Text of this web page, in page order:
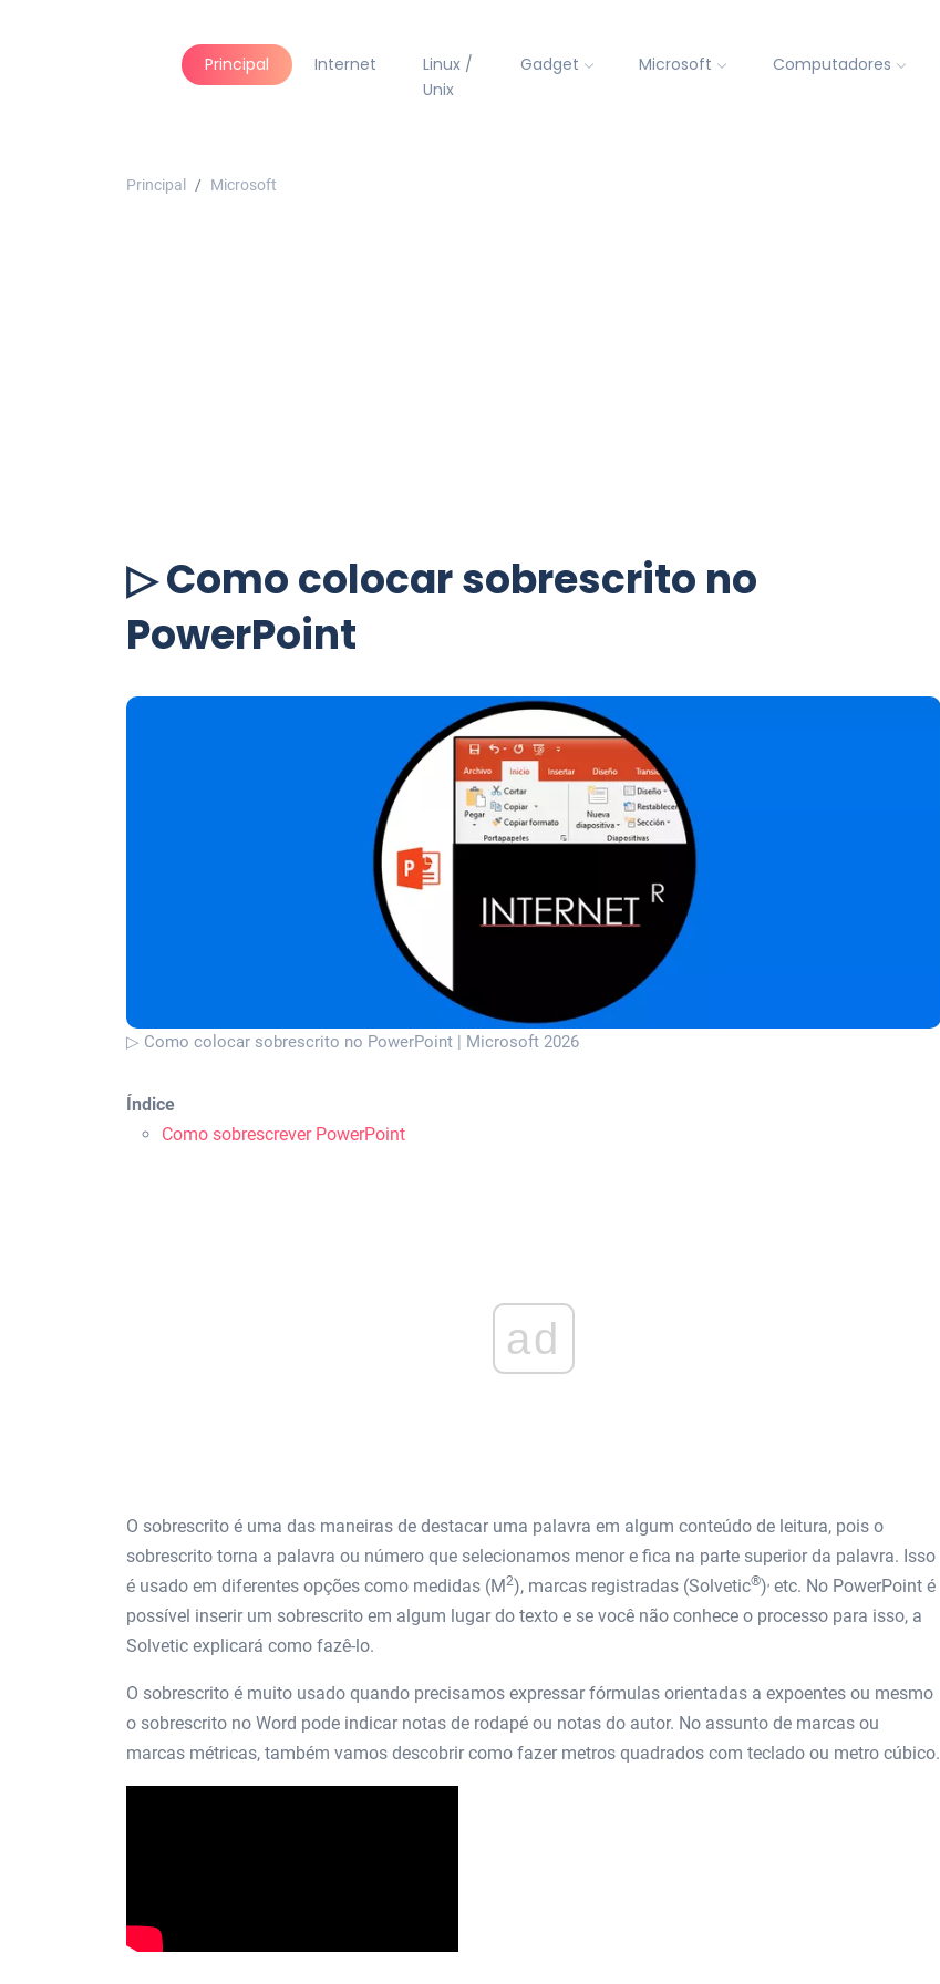
Principal Internet
Linux /
Unix
Gadget Microsoft Computadores
Principal Microsoft
▷ Como colocar sobrescrito no
PowerPoint
▷ Como colocar sobrescrito no PowerPoint | Microsoft 2026
Índice
Como sobrescrever PowerPoint
ad
O sobrescrito é uma das maneiras de destacar uma palavra em algum conteúdo de leitura, pois o
sobrescrito torna a palavra ou número que selecionamos menor e fica na parte superior da palavra. Isso
é usado em diferentes opções como medidas (M2), marcas registradas (Solvetic®), etc. No PowerPoint é
possível inserir um sobrescrito em algum lugar do texto e se você não conhece o processo para isso, a
Solvetic explicará como fazê-lo.
O sobrescrito é muito usado quando precisamos expressar fórmulas orientadas a expoentes ou mesmo
o sobrescrito no Word pode indicar notas de rodapé ou notas do autor. No assunto de marcas ou
marcas métricas, também vamos descobrir como fazer metros quadrados com teclado ou metro cúbico.